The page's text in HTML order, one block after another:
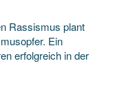
Rassismus plant
Ein
erfolgreich in der